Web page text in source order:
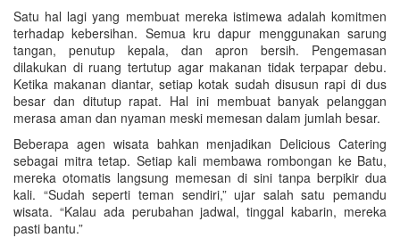
Satu hal lagi yang membuat mereka istimewa adalah komitmen
terhadap kebersihan. Semua kru dapur menggunakan sarung
tangan, penutup kepala, dan apron bersih. Pengemasan
dilakukan di ruang tertutup agar makanan tidak terpapar debu.
Ketika makanan diantar, setiap kotak sudah disusun rapi di dus
besar dan ditutup rapat. Hal ini membuat banyak pelanggan
merasa aman dan nyaman meski memesan dalam jumlah besar.
Beberapa agen wisata bahkan menjadikan Delicious Catering
sebagai mitra tetap. Setiap kali membawa rombongan ke Batu,
mereka otomatis langsung memesan di sini tanpa berpikir dua
kali. “Sudah seperti teman sendiri,” ujar salah satu pemandu
wisata. “Kalau ada perubahan jadwal, tinggal kabarin, mereka
pasti bantu.”